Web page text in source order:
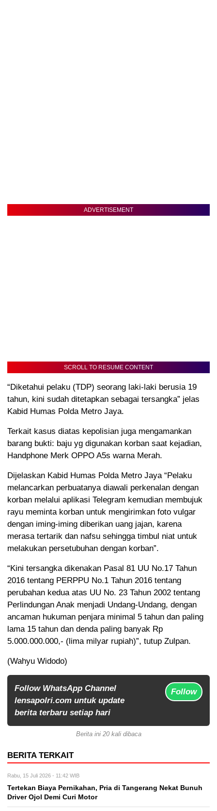
ADVERTISEMENT
SCROLL TO RESUME CONTENT
“Diketahui pelaku (TDP) seorang laki-laki berusia 19
tahun, kini sudah ditetapkan sebagai tersangka” jelas
Kabid Humas Polda Metro Jaya.
Terkait kasus diatas kepolisian juga mengamankan
barang bukti: baju yg digunakan korban saat kejadian,
Handphone Merk OPPO A5s warna Merah.
Dijelaskan Kabid Humas Polda Metro Jaya “Pelaku
melancarkan perbuatanya diawali perkenalan dengan
korban melalui aplikasi Telegram kemudian membujuk
rayu meminta korban untuk mengirimkan foto vulgar
dengan iming-iming diberikan uang jajan, karena
merasa tertarik dan nafsu sehingga timbul niat untuk
melakukan persetubuhan dengan korban”.
“Kini tersangka dikenakan Pasal 81 UU No.17 Tahun
2016 tentang PERPPU No.1 Tahun 2016 tentang
perubahan kedua atas UU No. 23 Tahun 2002 tentang
Perlindungan Anak menjadi Undang-Undang, dengan
ancaman hukuman penjara minimal 5 tahun dan paling
lama 15 tahun dan denda paling banyak Rp
5.000.000.000,- (lima milyar rupiah)”, tutup Zulpan.
(Wahyu Widodo)
Follow WhatsApp Channel
lensapolri.com untuk update
berita terbaru setiap hari
Follow
Berita ini 20 kali dibaca
BERITA TERKAIT
Rabu, 15 Juli 2026 - 11:42 WIB
Tertekan Biaya Pernikahan, Pria di Tangerang Nekat Bunuh
Driver Ojol Demi Curi Motor